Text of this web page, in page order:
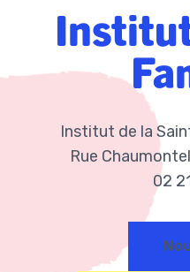
Institut de la
Rue
02